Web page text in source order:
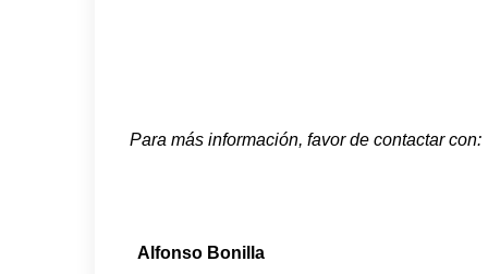
Para más información, favor de contactar con:
Alfonso Bonilla